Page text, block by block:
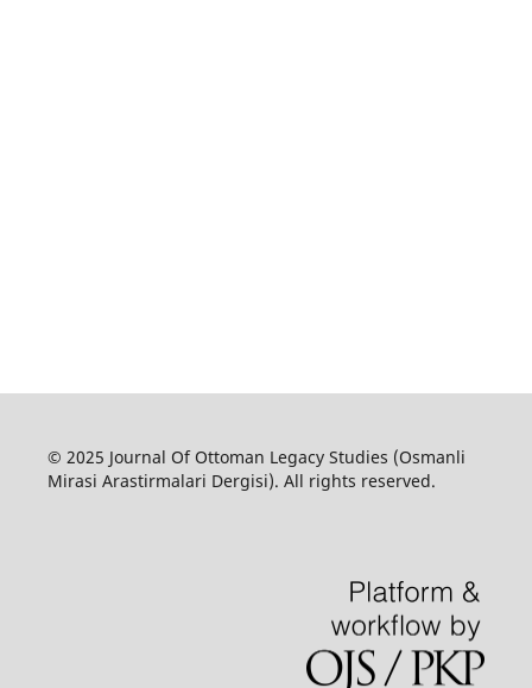
© 2025 Journal Of Ottoman Legacy Studies (Osmanli
Mirasi Arastirmalari Dergisi). All rights reserved.